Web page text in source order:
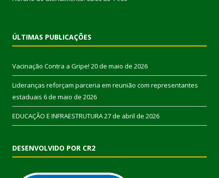
ÚLTIMAS PUBLICAÇÕES
Vacinação Contra a Gripe! 20 de maio de 2026
Lideranças reforçam parceria em reunião com representantes
estaduais 6 de maio de 2026
EDUCAÇÃO E INFRAESTRUTURA27 de abril de 2026
DESENVOLVIDO POR CR2